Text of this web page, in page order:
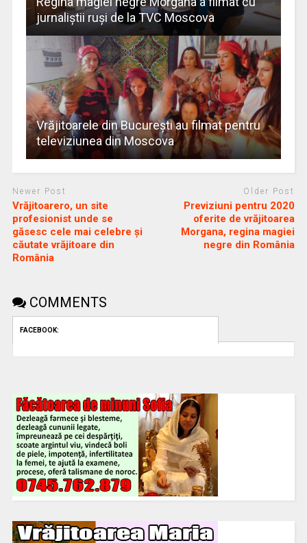
jurnaliștii ruși de la TVC Moscova
Vrăjitoarele din București au filmat pentru
televiziunea din Moscova
Newer Post
Vrăjitoarero, un site
profesionist unde se
găsesc cele mai celebre și
căutate vrăjitoare din
România
Older Post
Previziuni pentru 2020
oferite de vrăjitoarea
Morgana, regina magiei
negre din România
COMMENTS
FACEBOOK: